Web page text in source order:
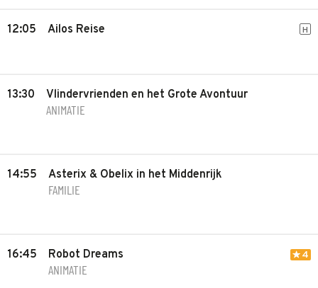
12:05 Ailos Reise H
13:30 Vlindervrienden en het Grote Avontuur
ANIMATIE
14:55 Asterix & Obelix in het Middenrijk
FAMILIE
16:45 Robot Dreams
ANIMATIE
4